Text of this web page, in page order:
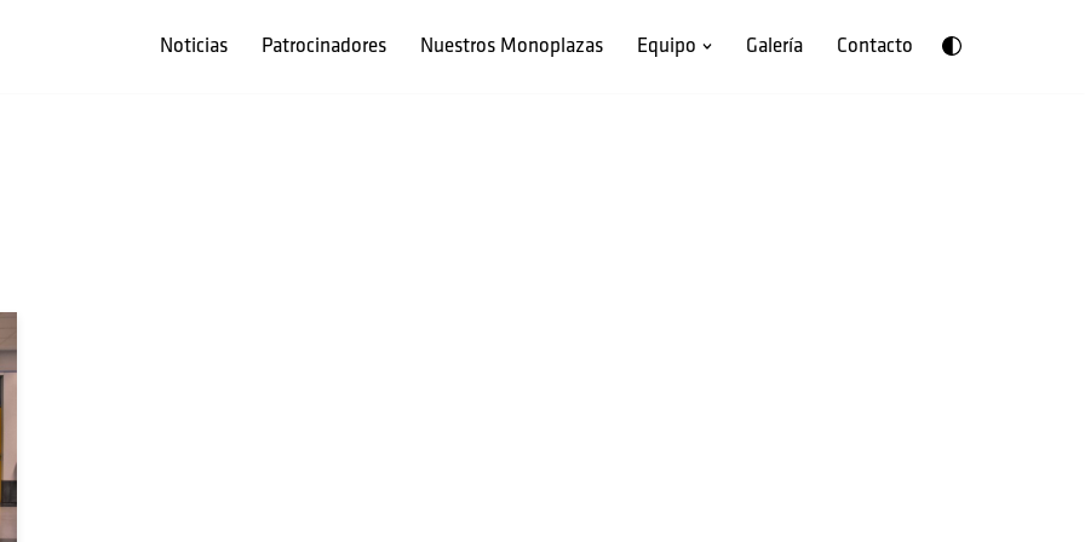
Noticias Patrocinadores Nuestros Monoplazas Equipo Galería Contacto